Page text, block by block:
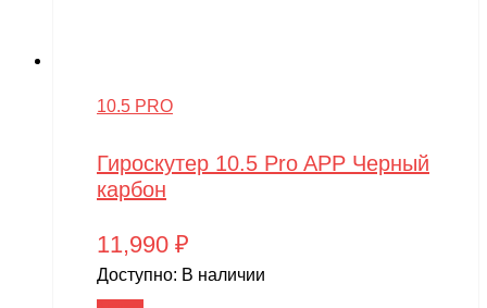
10.5 PRO
Гироскутер 10.5 Pro APP Черный
карбон
11,990 ₽
Доступно: В наличии